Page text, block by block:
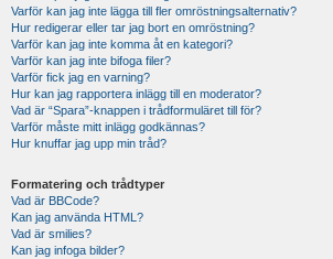
Varför kan jag inte lägga till fler omröstningsalternativ?
Hur redigerar eller tar jag bort en omröstning?
Varför kan jag inte komma åt en kategori?
Varför kan jag inte bifoga filer?
Varför fick jag en varning?
Hur kan jag rapportera inlägg till en moderator?
Vad är “Spara”-knappen i trådformuläret till för?
Varför måste mitt inlägg godkännas?
Hur knuffar jag upp min tråd?
Formatering och trådtyper
Vad är BBCode?
Kan jag använda HTML?
Vad är smilies?
Kan jag infoga bilder?